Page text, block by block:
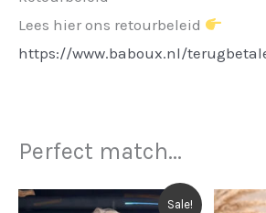
Lees hier ons retourbeleid
https://www.baboux.nl/
Perfect match...
Sale!